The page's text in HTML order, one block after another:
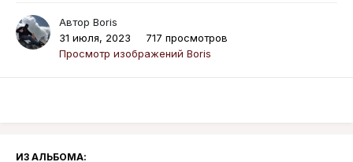
Автор Boris
31 июля, 2023
717 просмотров
Просмотр изображений Boris
ИЗ АЛЬБОМА: